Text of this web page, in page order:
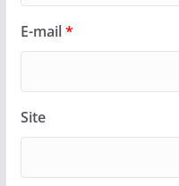
E-mail*
Site